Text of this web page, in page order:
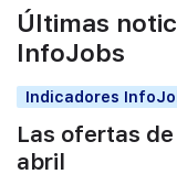
Últimas
InfoJobs
Indicadores
Las ofertas de
abril